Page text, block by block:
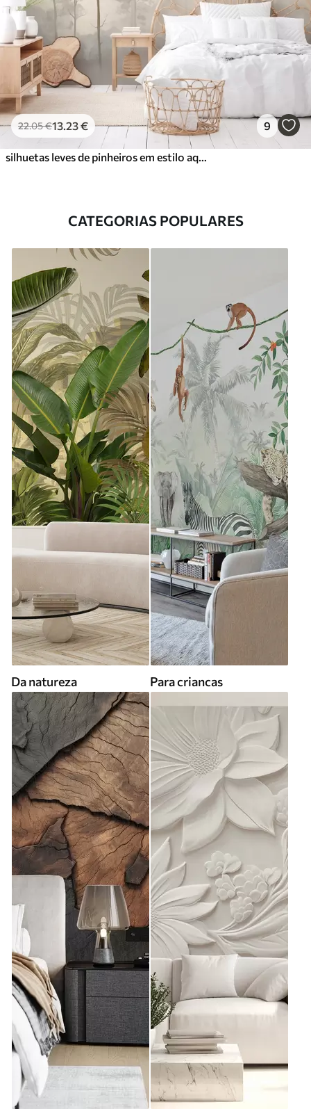
22.05€13.23€ 9
silhuetas leves de pinheiros em estilo aquarela
CATEGORIAS POPULARES
Da natureza Para criancas